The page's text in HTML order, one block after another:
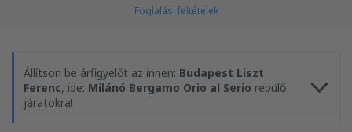
Foglalási feltételek
Állítson be árfigyelőt az innen: Budapest Liszt
Ferenc, ide: Milánó Bergamo Orio al Serio repülő
járatokra!